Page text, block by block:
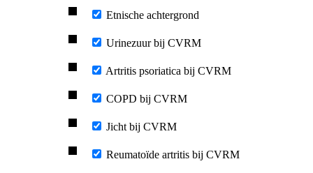
Etnische achtergrond
Urinezuur bij CVRM
Artritis psoriatica bij CVRM
COPD bij CVRM
Jicht bij CVRM
Reumatoïde artritis bij CVRM